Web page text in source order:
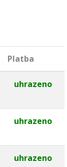
Platba
uhrazeno
uhrazeno
uhrazeno